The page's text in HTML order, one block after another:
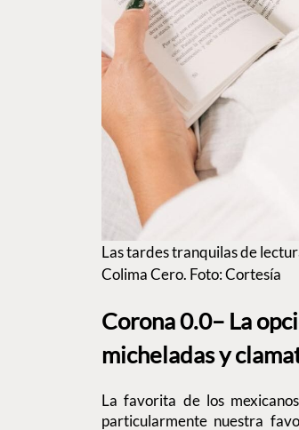
Las tardes tranquilas de
Colima Cero. Foto: Cortesía
Corona 0.0– La
micheladas y
La favorita de los
particularmente nuestra